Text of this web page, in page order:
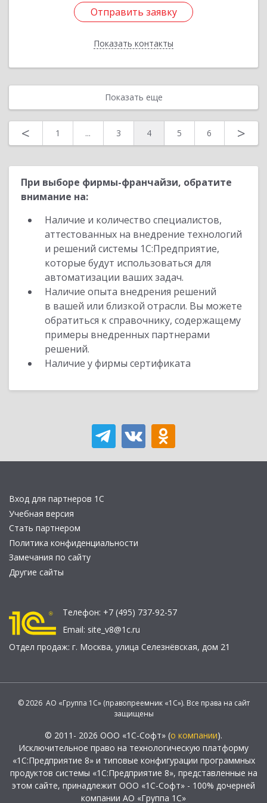
Отправить заявку
Показать контакты
Отправить заявку
Назад
Показать еще
< 1 ... 3 4 5 6 >
При выборе фирмы-франчайзи, обратите
внимание на:
Наличие и количество специалистов,
аттестованных на внедрение технологий
и решений системы 1С:Предприятие,
которые будут использоваться для
автоматизации ваших задач.
Наличие опыта внедрения решений
в вашей или близкой отрасли. Вы можете
обратиться к справочнику, содержащему
примеры внедренных партнерами
решений.
Наличие у фирмы сертификата
Вход для партнеров 1С
Учебная версия
Стать партнером
Политика конфиденциальности
Замечания по сайту
Другие сайты
Телефон: +7 (495) 737-92-57
Email: site_v8@1c.ru
Отдел продаж: г. Москва, улица Селезнёвская, дом 21
© 2026 АО «Группа 1С» (правопреемник «1С»). Все права на сайт
защищены
© 2011- 2026 ООО «1С-Софт» (о компании).
Исключительное право на технологическую платформу
«1С:Предприятие 8» и типовые конфигурации программных
продуктов системы «1С:Предприятие 8», представленные на
этом сайте, принадлежит ООО «1С-Софт» - 100% дочерней
компании АО «Группа 1С»